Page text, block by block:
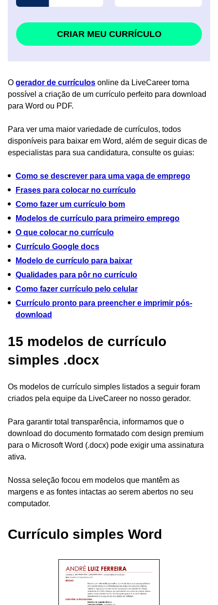
CRIAR MEU CURRÍCULO
O gerador de currículos online da LiveCareer torna
possível a criação de um currículo perfeito para download
para Word ou PDF.
Para ver uma maior variedade de currículos, todos
disponíveis para baixar em Word, além de seguir dicas de
especialistas para sua candidatura, consulte os guias:
Como se descrever para uma vaga de emprego
Frases para colocar no currículo
Como fazer um currículo bom
Modelos de currículo para primeiro emprego
O que colocar no currículo
Currículo Google docs
Modelo de currículo para baixar
Qualidades para pôr no currículo
Como fazer currículo pelo celular
Currículo pronto para preencher e imprimir pós-
download
15 modelos de currículo
simples .docx
Os modelos de currículo simples listados a seguir foram
criados pela equipe da LiveCareer no nosso gerador.
Para garantir total transparência, informamos que o
download do documento formatado com design premium
para o Microsoft Word (.docx) pode exigir uma assinatura
ativa.
Nossa seleção focou em modelos que mantêm as
margens e as fontes intactas ao serem abertos no seu
computador.
Currículo simples Word